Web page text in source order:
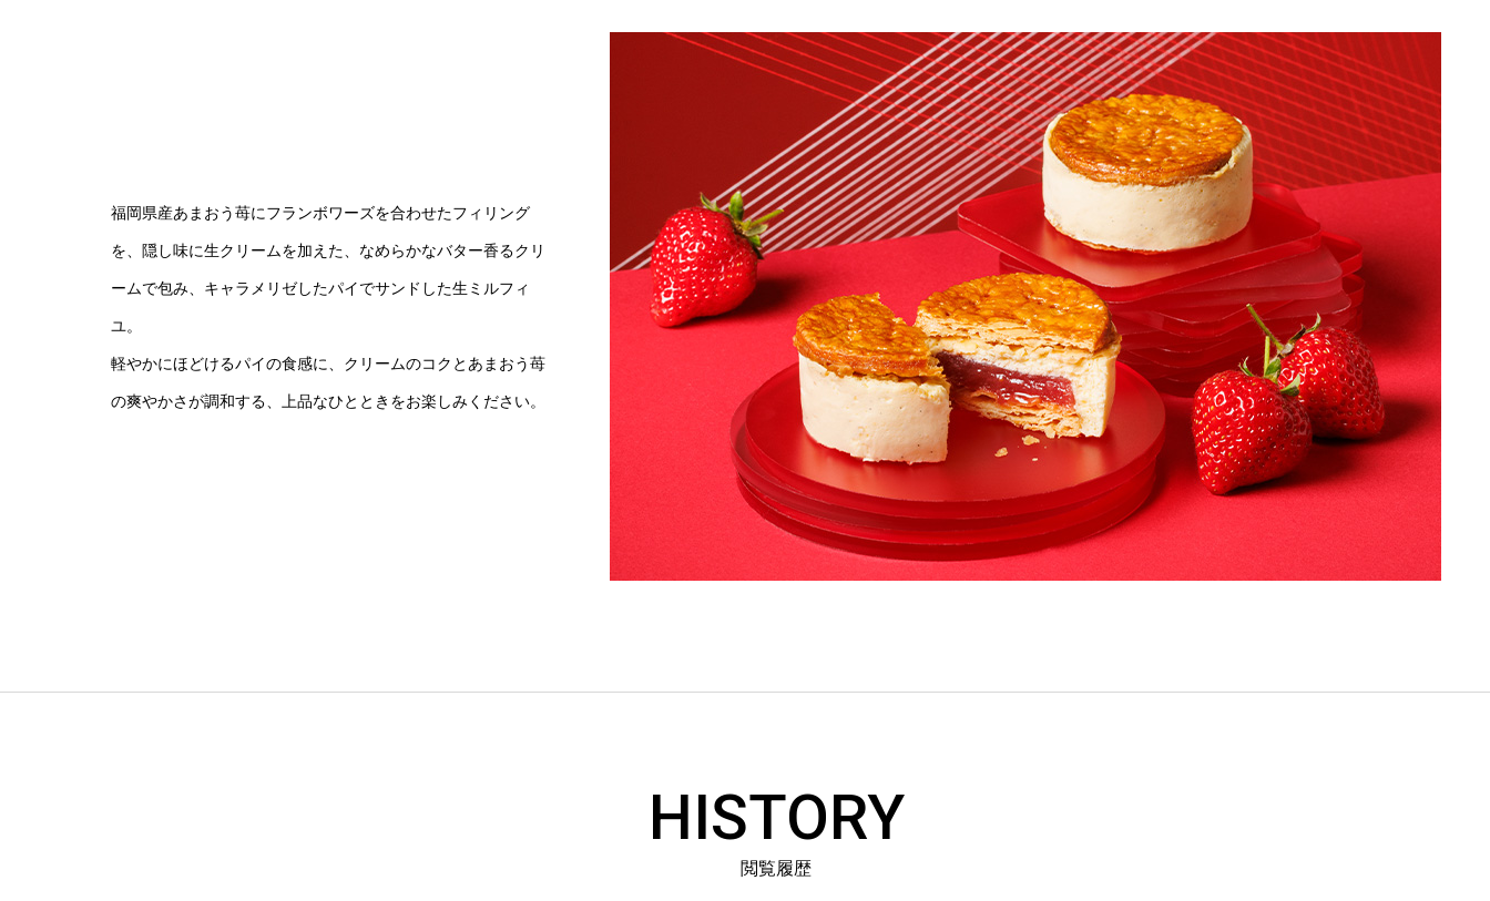
福岡県産あまおう苺にフランボワーズを合わせたフィリング
を、隠し味に生クリームを加えた、なめらかなバター香るクリ
ームで包み、キャラメリゼしたパイでサンドした生ミルフィ
ユ。
軽やかにほどけるパイの食感に、クリームのコクとあまおう苺
の爽やかさが調和する、上品なひとときをお楽しみください。
HISTORY
閲覧履歴